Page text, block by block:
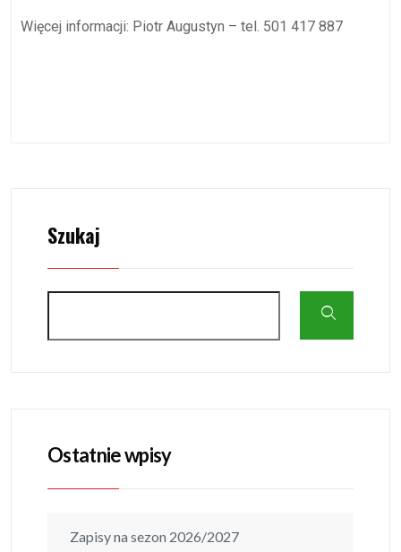
Więcej informacji: Piotr Augustyn – tel. 501 417 887
Szukaj
Ostatnie wpisy
Zapisy na sezon 2026/2027